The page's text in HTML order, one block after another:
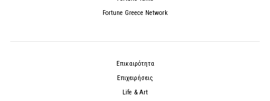
Fortune Greece Network
Επικαιρότητα
Επιχειρήσεις
Life & Art